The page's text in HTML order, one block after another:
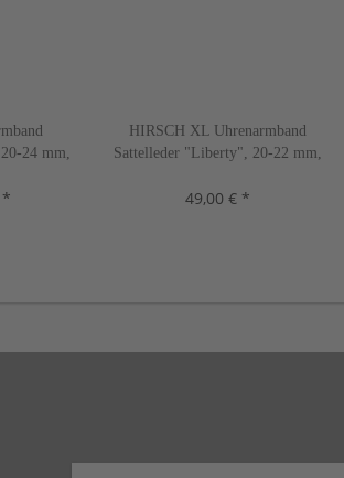
24 mm,
*
HIRSCH XL Uhrenarmband
Sattelleder "Liberty", 20-22 mm,
49,00 € *